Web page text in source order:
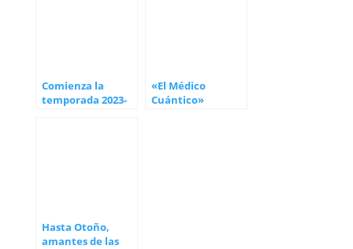
Comienza la
temporada 2023-
«El Médico
Cuántico»
Hasta Otoño,
amantes de las